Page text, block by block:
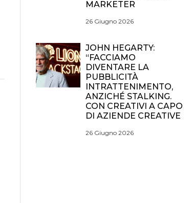
MARKETER
26 Giugno 2026
JOHN HEGARTY:
“FACCIAMO
DIVENTARE LA
PUBBLICITÀ
INTRATTENIMENTO,
ANZICHÉ STALKING.
CON CREATIVI A CAPO
DI AZIENDE CREATIVE
26 Giugno 2026